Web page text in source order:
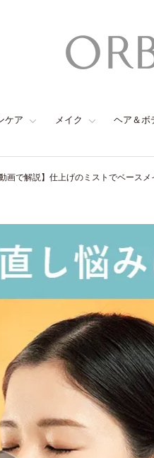
ケア メイク ヘア＆ボ
動画で解説】仕上げのミストでベース